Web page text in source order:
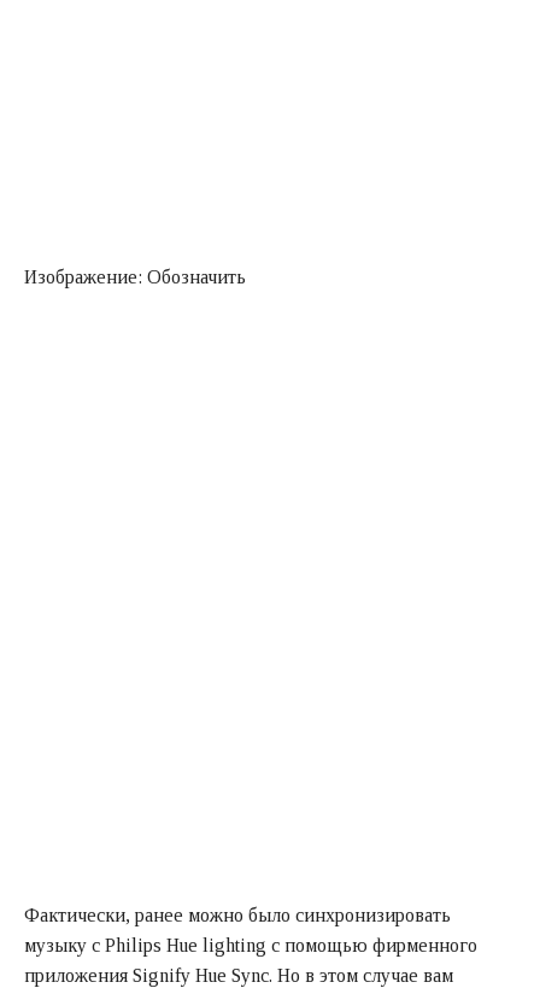
Изображение: Обозначить
Фактически, ранее можно было синхронизировать
музыку с Philips Hue lighting с помощью фирменного
приложения Signify Hue Sync. Но в этом случае вам